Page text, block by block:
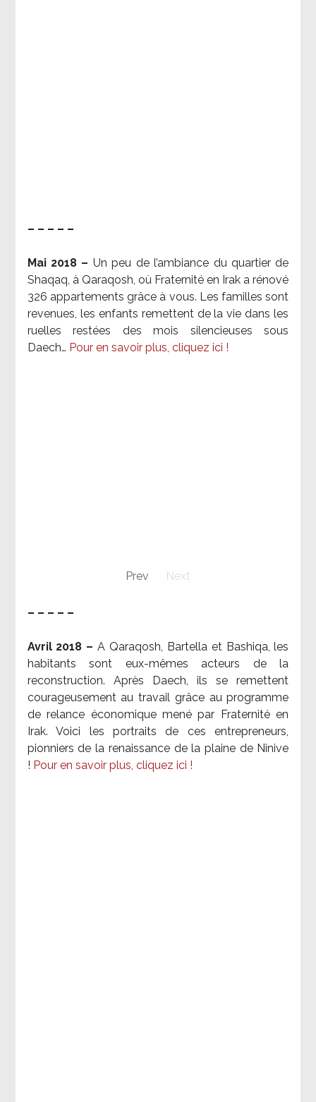
– – – – –
Mai 2018 – Un peu de l’ambiance du quartier de
Shaqaq, à Qaraqosh, où Fraternité en Irak a rénové
326 appartements grâce à vous. Les familles sont
revenues, les enfants remettent de la vie dans les
ruelles restées des mois silencieuses sous
Daech… Pour en savoir plus, cliquez ici !
Prev Next
– – – – –
Avril 2018 –A Qaraqosh, Bartella et Bashiqa, les
habitants sont eux-mêmes acteurs de la
reconstruction. Après Daech, ils se remettent
courageusement au travail grâce au programme
de relance économique mené par Fraternité en
Irak. Voici les portraits de ces entrepreneurs,
pionniers de la renaissance de la plaine de Ninive
! Pour en savoir plus, cliquez ici !